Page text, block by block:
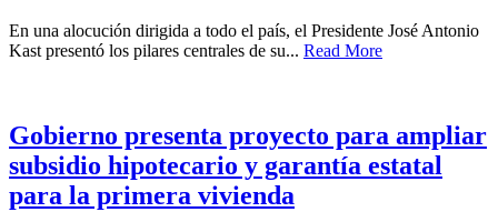
En una alocución dirigida a todo el país, el Presidente José Antonio
Kast presentó los pilares centrales de su... Read More
Gobierno presenta proyecto para ampliar
subsidio hipotecario y garantía estatal
para la primera vivienda